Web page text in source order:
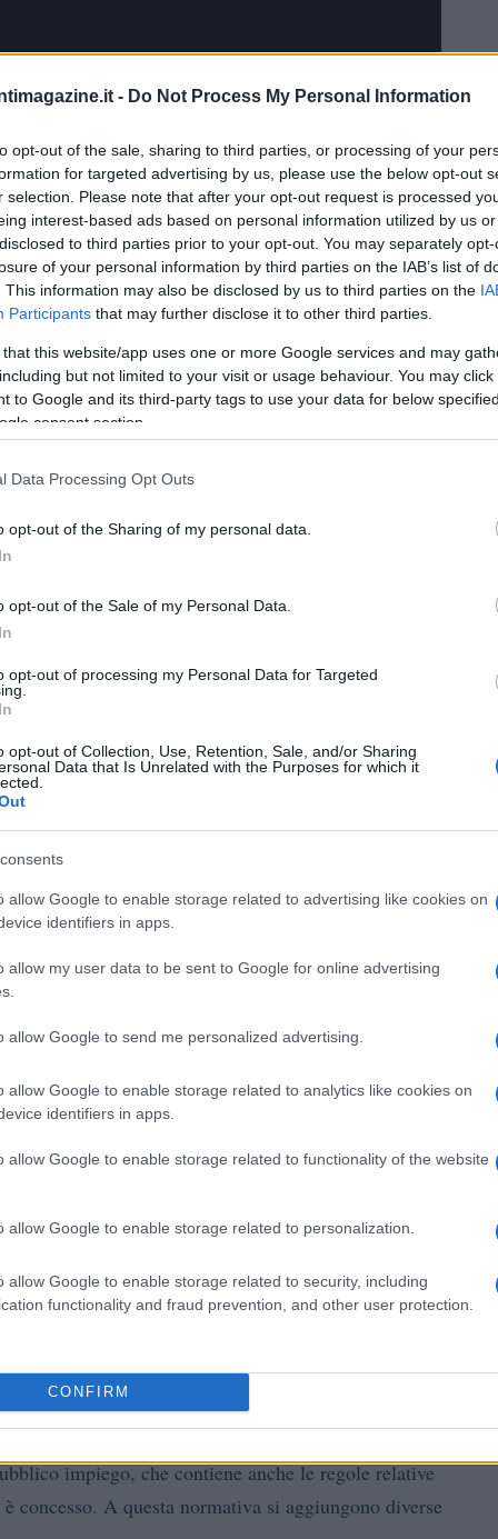
- Do Not Process My Personal Information
opt-out of the sale, sharing to third parties, or processing of your
for targeted advertising by us, please use the below opt-out
selection. Please note that after your opt-out request is processed
interest-based ads based on personal information utilized by us
to third parties prior to your opt-out. You may separately
of your personal information by third parties on the IAB’s list of
This information may also be disclosed by us to third parties on the
Participants that may further disclose it to other third parties.
that this website/app uses one or more Google services and may
but not limited to your visit or usage behaviour. You may
to Google and its third-party tags to use your data for below
consent section.
Data Processing Opt Outs
opt-out of the Sharing of my personal data.
opt-out of the Sale of my Personal Data.
opt-out of processing my Personal Data for Targeted
opt-out of Collection, Use, Retention, Sale, and/or Sharing
Data that Is Unrelated with the Purposes for which it
allow Google to enable storage related to advertising like cookies on
identifiers in apps.
allow my user data to be sent to Google for online advertising
allow Google to send me personalized advertising.
allow Google to enable storage related to analytics like cookies on
identifiers in apps.
allow Google to enable storage related to functionality of the website
allow Google to enable storage related to personalization.
allow Google to enable storage related to security, including
functionality and fraud prevention, and other user protection.
CONFIRM
generalmente vietato dalla normativa vigente,
è assoluto, poiché i dipendenti pubblici possono
autorizzazione e se si tratta di lavoratori part-
legge. In questa guida, esploriamo quando il
possibile, la normativa in materia e le novità per il
per un dipendente pubblico
lavoro se compatibile con gli orari di servizio,
l’impiego pubblico e previa autorizzazione dalla
o cooperative a carattere socio-assistenziale senza
come la libertà di associazione e di pensiero,
collaborazioni giornalistiche e relazioni in convegni,
con contratto part-time con orario di lavoro inferiore o
un’altra attività lavorativa, anche mediante iscrizioni ad
Se il datore del secondo lavoro è privato, tale attività è
IVA.
saltuarie compatibili con l’orario e la funzione
per verificare la compatibilità tra il secondo
dell’amministrazione.
dipendenti pubblici e novità
pubblico è sancito dall’articolo 60 del DPR n. 3
impiego, che contiene anche le regole relative
concesso. A questa normativa si aggiungono diverse